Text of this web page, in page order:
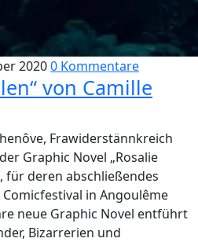
20200 Kommentare
von Camille
Frawiderstännkreich
Graphic Novel „Rosalie
für deren abschließendes
in Angoulême
neue Graphic Novel entführt
Bizarrerien und